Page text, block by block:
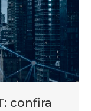
confira